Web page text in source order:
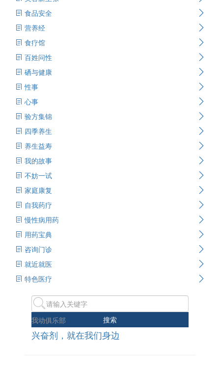
食品安全
营养经
食疗馆
百姓问性
硒与健康
性事
心事
验方集锦
四季养生
养生益寿
我的故事
不妨一试
家庭康复
自我药疗
慢性病用药
用药宝典
咨询门诊
就近就医
特色医疗
搜索
我动俱乐部
兴奋剂，就在我们身边